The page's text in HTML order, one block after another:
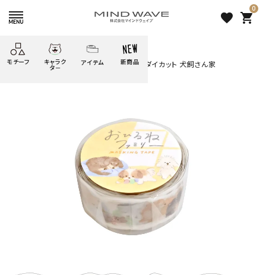
favorite
0
shopping_cart
モチーフ キャラク
タ－
ぴよこ豆
うさぎの
ムーちゃん
だっとちゃん ばいばいべあ
ようこそ
かわうそ
ゆるあにまる
ツンダちゃん ウサコレフレンズ
アイテム
ふせん
文具小物 筆記用具等
雑貨
モバイル
新商品 search
HOME
すべての商品
おひるねファミリー マスキングテープ ダイカット 犬飼さん家